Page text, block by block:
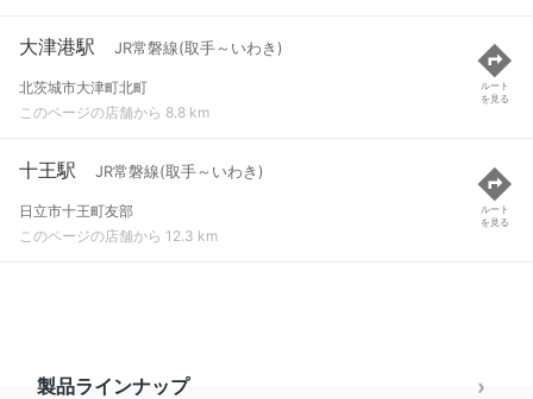
大津港駅 JR常磐線(取手～いわき)
北茨城市大津町北町
このページの店舗から 8.8 km
ルート
を見る
十王駅 JR常磐線(取手～いわき)
日立市十王町友部
このページの店舗から 12.3 km
ルート
を見る
製品ラインナップ